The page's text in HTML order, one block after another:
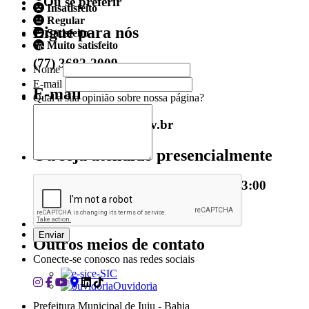
Ligue para nós
(77) 3682-2009
E-mail
gabinete@iuiu.ba.gov.br
Ou seja atendido presencialmente
Segunda a sexta-feira, das 07:00 às 13:00
Praça Abílio Pereira, 232 - Centro
Outros meios de contato
e-SIC
Ouvidoria
Insatisfeito
Regular
Satisfeito
Muito satisfeito
Nome
E-mail
Qual a sua opinião sobre nossa página?
Conecte-se conosco nas redes sociais
Prefeitura Municipal de Iuiu - Bahia